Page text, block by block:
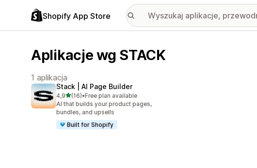
Shopify App Store
Aplikacje wg STACK
1 aplikacja
Stack | AI Page Builder
4,9na 5 gwiazdek
(16)
Łączna liczba recenzji: 16
•Free plan available
AI that builds your product pages,
bundles, and upsells
Built for Shopify